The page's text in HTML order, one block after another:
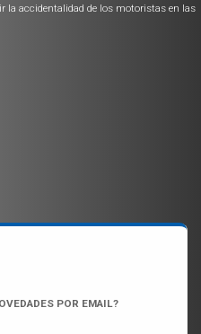
la accidentalidad de los motoristas en las
POR EMAIL?